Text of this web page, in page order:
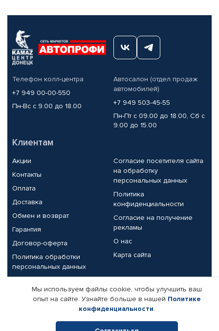
Телефон колл-центра
+7 949 00-00-550
Пн-Вс с 9.00 до 18.00
Автосалон (отдел продаж
автомобилей)
+7 949 503-45-55
Пн-Пт с 09.00 до 18.00, Сб с
9.00 до 15.00
Клиентам
Акции
Контакты
Оплата
Доставка
Обмен и возврат
Гарантия
Договор-оферта
Политика обработки
персональных данных
Согласие посетителя сайта
на обработку
персональных данных
Политика
конфиденциальности
Согласие на получение
рекламы
О нас
Карта сайта
Партнерам
Корпоративным клиентам
Поставщикам
Реквизиты компании
Мы используем файлы cookie, чтобы улучшить ваш
опыт на сайте. Узнайте больше в нашей Политике
конфиденциальности.